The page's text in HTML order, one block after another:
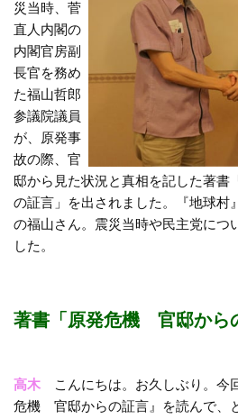
災当時、菅
直人内閣の
内閣官房副
長官を務め
た福山哲郎
参議院議員
が、原発事
故の際、官
邸から見た状況と真相を記した著
の証言」を出されました。『地球村
の福山さん。震災当時や民主党につ
した。
著書「原発危機 官邸から
高木 こんにちは。お久しぶり。今
危機 官邸からの証言』を読んで、